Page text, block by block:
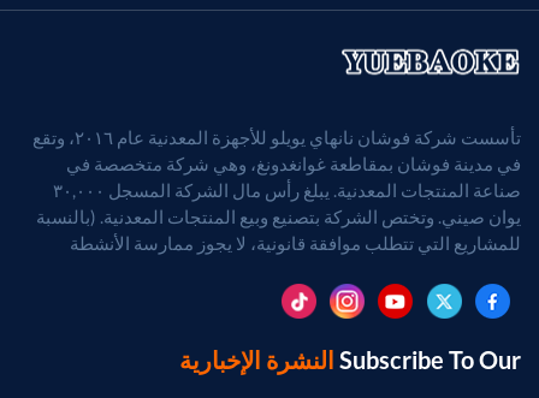
تأسست شركة فوشان نانهاي يويلو للأجهزة المعدنية عام ٢٠١٦، وتقع
في مدينة فوشان بمقاطعة غوانغدونغ، وهي شركة متخصصة في
صناعة المنتجات المعدنية. يبلغ رأس مال الشركة المسجل ٣٠,٠٠٠
يوان صيني. وتختص الشركة بتصنيع وبيع المنتجات المعدنية. (بالنسبة
للمشاريع التي تتطلب موافقة قانونية، لا يجوز ممارسة الأنشطة
Subscribe To Our النشرة الإخبارية